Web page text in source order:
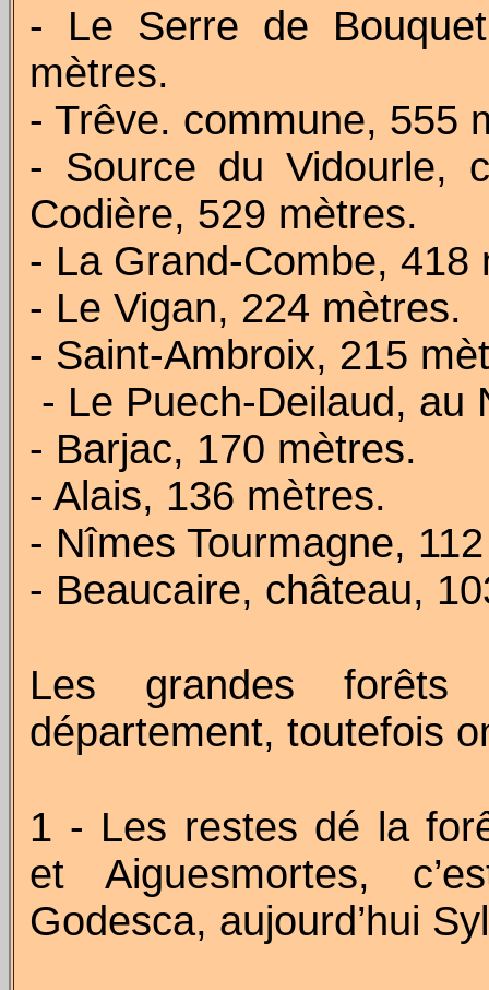
- Le Serre de
mètres.
- Trêve. commune, 555
- Source du Vidourle,
Codière, 529 mètres.
- La Grand-Combe, 418
- Le Vigan, 224 mètres.
- Saint-Ambroix, 215
- Le Puech-Deilaud, au
- Barjac, 170 mètres.
- Alais, 136 mètres.
- Nîmes Tourmagne,
- Beaucaire, château,
Les grandes
département, toutefois
1 - Les restes dé la
et Aiguesmortes,
Godesca, aujourd’hui